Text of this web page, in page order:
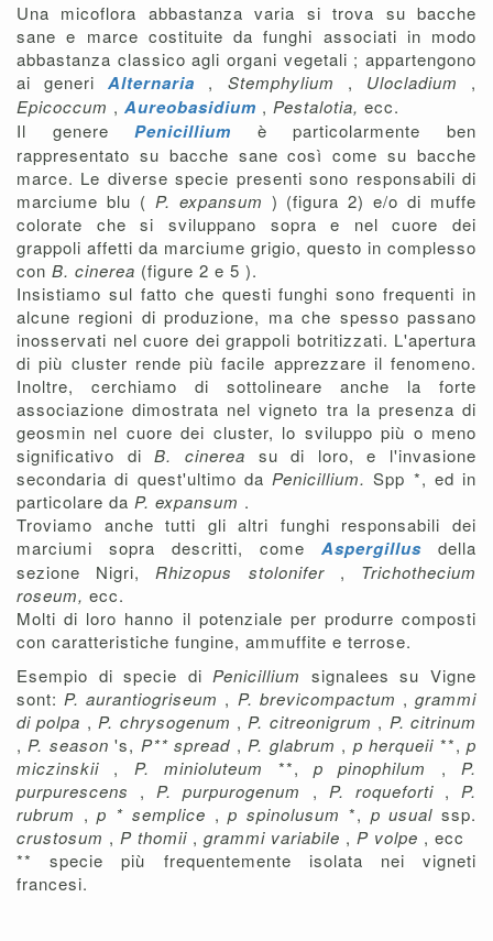
Una micoflora abbastanza varia si trova su bacche
sane e marce costituite da funghi associati in modo
abbastanza classico agli organi vegetali ; appartengono
ai generiAlternaria , Stemphylium , Ulocladium ,
Epicoccum , Aureobasidium , Pestalotia, ecc.
Il generePenicillium è particolarmente ben
rappresentato su bacche sane così come su bacche
marce. Le diverse specie presenti sono responsabili di
marciume blu ( P. expansum ) (figura 2) e/o di muffe
colorate che si sviluppano sopra e nel cuore dei
grappoli affetti da marciume grigio, questo in complesso
con B. cinerea (figure 2 e 5 ).
Insistiamo sul fatto che questi funghi sono frequenti in
alcune regioni di produzione, ma che spesso passano
inosservati nel cuore dei grappoli botritizzati. L'apertura
di più cluster rende più facile apprezzare il fenomeno.
Inoltre, cerchiamo di sottolineare anche la forte
associazione dimostrata nel vigneto tra la presenza di
geosmin nel cuore dei cluster, lo sviluppo più o meno
significativo diB. cinerea su di loro, e l'invasione
secondaria di quest'ultimo da Penicillium.Spp *, ed in
particolare da P. expansum .
Troviamo anche tutti gli altri funghi responsabili dei
marciumi sopra descritti, come Aspergillus della
sezione Nigri,Rhizopus stolonifer , Trichothecium
roseum, ecc.
Molti di loro hanno il potenziale per produrre composti
con caratteristiche fungine, ammuffite e terrose.
Esempio di specie diPenicillium signalees su Vigne
sont:P. aurantiogriseum , P. brevicompactum ,grammi
di polpa ,P. chrysogenum ,P. citreonigrum , P. citrinum
,P. season's, P** spread ,P. glabrum , p herqueii **,p
miczinskii , P. minioluteum **, p pinophilum , P.
purpurescens ,P. purpurogenum , P. roqueforti , P.
rubrum ,p * semplice ,p spinolusum *, p usualssp.
crustosum , P thomii , grammi variabile , P volpe , ecc
** specie più frequentemente isolata nei vigneti
francesi.